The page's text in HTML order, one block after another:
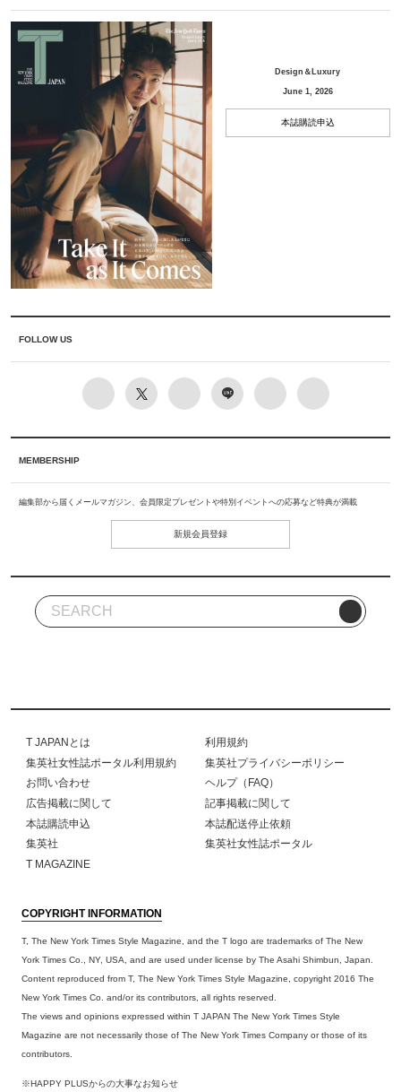
Design＆Luxury
June 1, 2026
本誌購読申込
FOLLOW US
MEMBERSHIP
編集部から届くメールマガジン、会員限定プレゼントや特別イベントへの応募など特典が満載
新規会員登録
T JAPANとは
利用規約
集英社女性誌ポータル利用規約
集英社プライバシーポリシー
お問い合わせ
ヘルプ（FAQ）
広告掲載に関して
記事掲載に関して
本誌購読申込
本誌配送停止依頼
集英社
集英社女性誌ポータル
T MAGAZINE
COPYRIGHT INFORMATION
T, The New York Times Style Magazine, and the T logo are trademarks of The New
York Times Co., NY, USA, and are used under license by The Asahi Shimbun, Japan.
Content reproduced from T, The New York Times Style Magazine, copyright 2016 The
New York Times Co. and/or its contributors, all rights reserved.
The views and opinions expressed within T JAPAN The New York Times Style
Magazine are not necessarily those of The New York Times Company or those of its
contributors.
※HAPPY PLUSからの大事なお知らせ